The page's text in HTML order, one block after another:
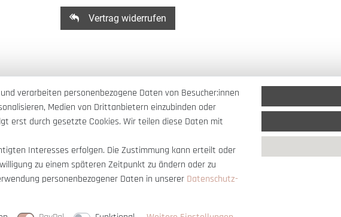
Vertrag widerrufen
verarbeiten personenbezogene Daten von Besucher:innen
Medien von Drittanbietern einzubinden oder
erst durch gesetzte Cookies. Wir teilen diese Daten mit
Interesses erfolgen. Die Zustimmung kann erteilt oder
zu einem späteren Zeitpunkt zu ändern oder zu
personenbezogener Daten in unserer Daten­schutz­